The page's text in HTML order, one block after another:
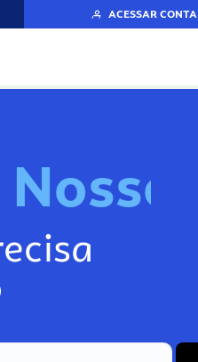
ACESSAR CONTA
Nos